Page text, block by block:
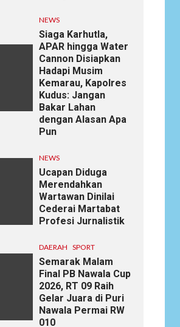
NEWS
Siaga Karhutla,
APAR hingga Water
Cannon Disiapkan
Hadapi Musim
Kemarau, Kapolres
Kudus: Jangan
Bakar Lahan
dengan Alasan Apa
Pun
NEWS
Ucapan Diduga
Merendahkan
Wartawan Dinilai
Cederai Martabat
Profesi Jurnalistik
DAERAH SPORT
Semarak Malam
Final PB Nawala Cup
2026, RT 09 Raih
Gelar Juara di Puri
Nawala Permai RW
010